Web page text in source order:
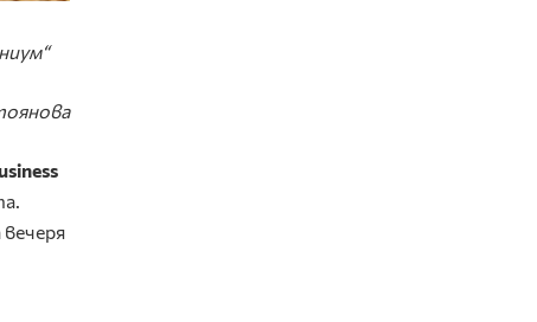
вечеря